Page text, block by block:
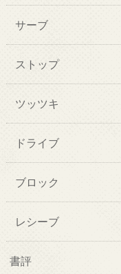
サーブ
ストップ
ツッツキ
ドライブ
ブロック
レシーブ
書評